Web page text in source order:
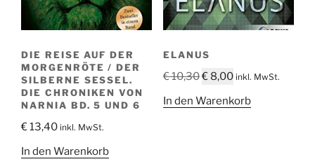
DIE REISE AUF DER
MORGENRÖTE / DER
SILBERNE SESSEL.
DIE CHRONIKEN VON
NARNIA BD. 5 UND 6
€13,40 inkl. MwSt.
In den Warenkorb
ELANUS
€10,30Ursprünglicher
war:
€8,00Aktueller
ist:
inkl. MwSt.
In den Warenkorb